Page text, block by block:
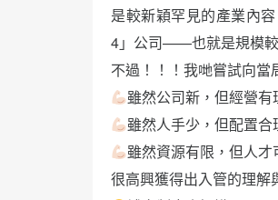
是較新穎罕見的產業內
4」公司——也就是規模較
不過！！！我哋嘗試向當
雖然公司新，但經營有
雖然人手少，但配置合
雖然資源有限，但人
很高興獲得出入管的理解